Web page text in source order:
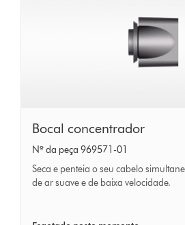
Bocal
concentrador
Bocal concentrador
Nº da peça 969571-01
Seca e penteia o seu cabelo
de ar suave e de baixa velocidade.